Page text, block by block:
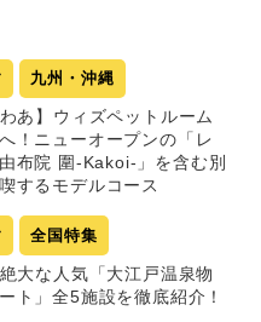
九州・沖縄
あ】ウィズペットルーム
！ニューオープンの「レ
布院 圍-Kakoi-」を含む別
するモデルコース
全国特集
大な人気「大江戸温泉物
ト」全5施設を徹底紹介！